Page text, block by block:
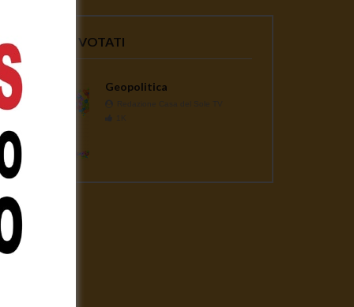
VIDEO PIU' VOTATI
Geopolitica